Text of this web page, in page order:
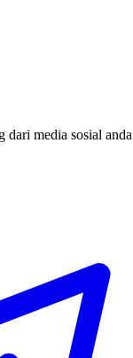
dari media sosial anda